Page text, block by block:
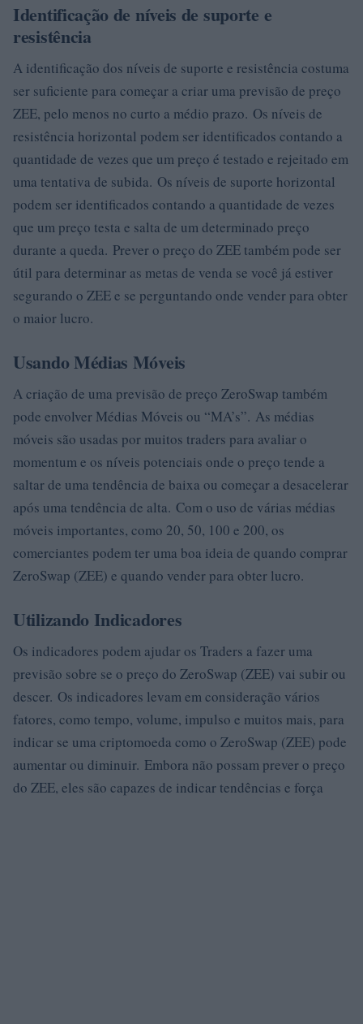
Identificação de níveis de suporte e
resistência
A identificação dos níveis de suporte e resistência costuma
ser suficiente para começar a criar uma previsão de preço
ZEE, pelo menos no curto a médio prazo. Os níveis de
resistência horizontal podem ser identificados contando a
quantidade de vezes que um preço é testado e rejeitado em
uma tentativa de subida. Os níveis de suporte horizontal
podem ser identificados contando a quantidade de vezes
que um preço testa e salta de um determinado preço
durante a queda. Prever o preço do ZEE também pode ser
útil para determinar as metas de venda se você já estiver
segurando o ZEE e se perguntando onde vender para obter
o maior lucro.
Usando Médias Móveis
A criação de uma previsão de preço ZeroSwap também
pode envolver Médias Móveis ou “MA’s”. As médias
móveis são usadas por muitos traders para avaliar o
momentum e os níveis potenciais onde o preço tende a
saltar de uma tendência de baixa ou começar a desacelerar
após uma tendência de alta. Com o uso de várias médias
móveis importantes, como 20, 50, 100 e 200, os
comerciantes podem ter uma boa ideia de quando comprar
ZeroSwap (ZEE) e quando vender para obter lucro.
Utilizando Indicadores
Os indicadores podem ajudar os Traders a fazer uma
previsão sobre se o preço do ZeroSwap (ZEE) vai subir ou
descer. Os indicadores levam em consideração vários
fatores, como tempo, volume, impulso e muitos mais, para
indicar se uma criptomoeda como o ZeroSwap (ZEE) pode
aumentar ou diminuir. Embora não possam prever o preço
do ZEE, eles são capazes de indicar tendências e força